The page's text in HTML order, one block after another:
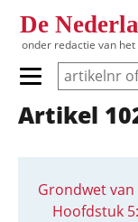
De
onder redactie van het
Primair menu
Artikel
Grondwet van
Hoofdstuk